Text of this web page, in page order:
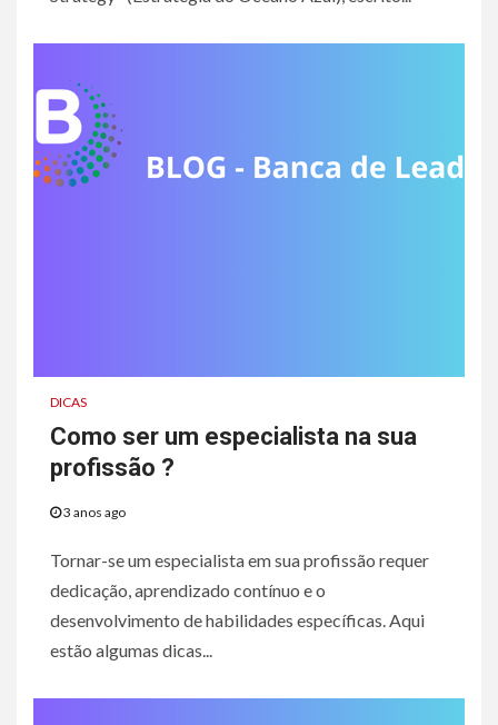
DICAS
Como ser um especialista na sua
profissão ?
3 anos ago
Tornar-se um especialista em sua profissão requer
dedicação, aprendizado contínuo e o
desenvolvimento de habilidades específicas. Aqui
estão algumas dicas...